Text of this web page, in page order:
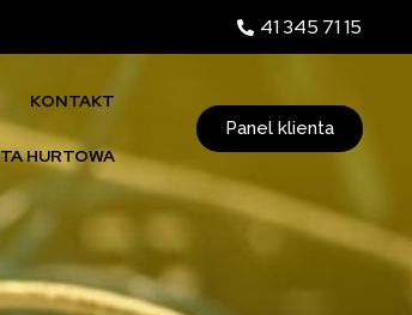
41 345 71 15
KONTAKT
HURTOWA
Panel klienta